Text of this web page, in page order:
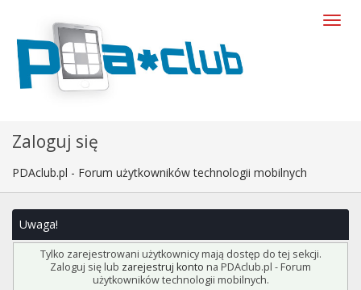
Zaloguj się
PDAclub.pl - Forum użytkowników technologii mobilnych
Uwaga!
Tylko zarejestrowani użytkownicy mają dostęp do tej sekcji.
Zaloguj się lub zarejestruj konto na PDAclub.pl - Forum
użytkowników technologii mobilnych.